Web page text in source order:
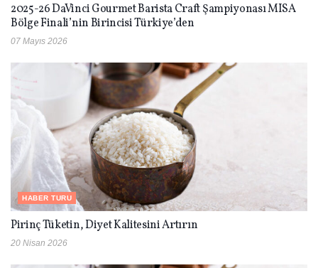
2025-26 DaVinci Gourmet Barista Craft Şampiyonası MISA
Bölge Finali’nin Birincisi Türkiye’den
07 Mayıs 2026
HABER TURU
Pirinç Tüketin, Diyet Kalitesini Artırın
20 Nisan 2026